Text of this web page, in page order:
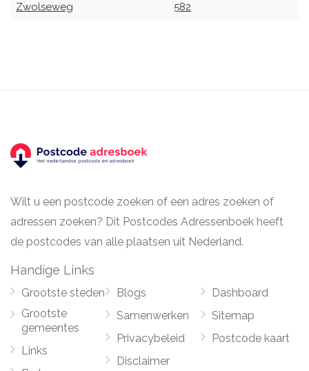
Zwolseweg 582
Wilt u een postcode zoeken of een adres zoeken of
adressen zoeken? Dit Postcodes Adressenboek heeft
de postcodes van alle plaatsen uit Nederland.
Handige Links
Grootste steden
Grootste
gemeentes
Links
Blogs
Samenwerken
Privacybeleid
Disclaimer
Dashboard
Sitemap
Postcode kaart